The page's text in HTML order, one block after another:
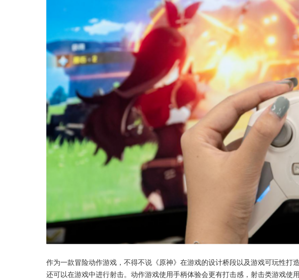
作为一款冒险动作游戏，不得不说《原神》在游戏的设计桥段以及游戏可玩性打
还可以在游戏中进行射击。动作游戏使用手柄体验会更有打击感，射击类游戏使